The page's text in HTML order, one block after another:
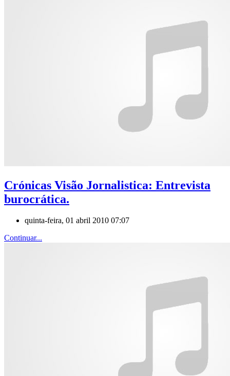
Crónicas Visão Jornalistica: Entrevista
burocrática.
quinta-feira, 01 abril 2010 07:07
Continuar...